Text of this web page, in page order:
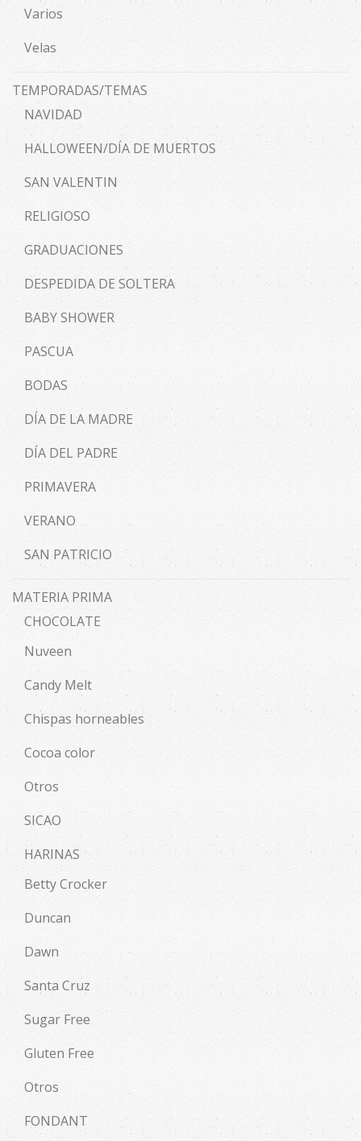
Varios
Velas
TEMPORADAS/TEMAS
NAVIDAD
HALLOWEEN/DÍA DE MUERTOS
SAN VALENTIN
RELIGIOSO
GRADUACIONES
DESPEDIDA DE SOLTERA
BABY SHOWER
PASCUA
BODAS
DÍA DE LA MADRE
DÍA DEL PADRE
PRIMAVERA
VERANO
SAN PATRICIO
MATERIA PRIMA
CHOCOLATE
Nuveen
Candy Melt
Chispas horneables
Cocoa color
Otros
SICAO
HARINAS
Betty Crocker
Duncan
Dawn
Santa Cruz
Sugar Free
Gluten Free
Otros
FONDANT